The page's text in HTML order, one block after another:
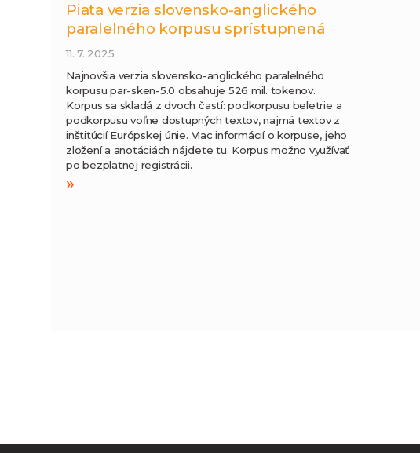
Piata verzia slovensko-anglického
paralelného korpusu sprístupnená
11. 7. 2025
Najnovšia verzia slovensko-anglického paralelného
korpusu par-sken-5.0 obsahuje 526 mil. tokenov.
Korpus sa skladá z dvoch častí: podkorpusu beletrie a
podkorpusu voľne dostupných textov, najmä textov z
inštitúcií Európskej únie. Viac informácií o korpuse, jeho
zložení a anotáciách nájdete tu. Korpus možno využívať
po bezplatnej registrácii.
»